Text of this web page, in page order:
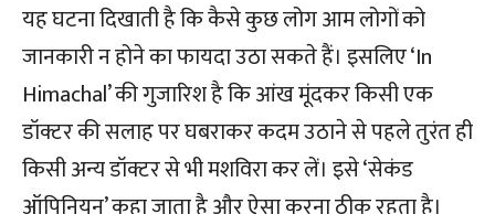
यह घटना दिखाती है कि कैसे कुछ लोग आम लोगों को
जानकारी न होने का फायदा उठा सकते हैं। इसलिए ‘In
Himachal’ की गुजारिश है कि आंख मूंदकर किसी एक
डॉक्टर की सलाह पर घबराकर कदम उठाने से पहले तुरंत ही
किसी अन्य डॉक्टर से भी मशविरा कर लें। इसे ‘सेकंड